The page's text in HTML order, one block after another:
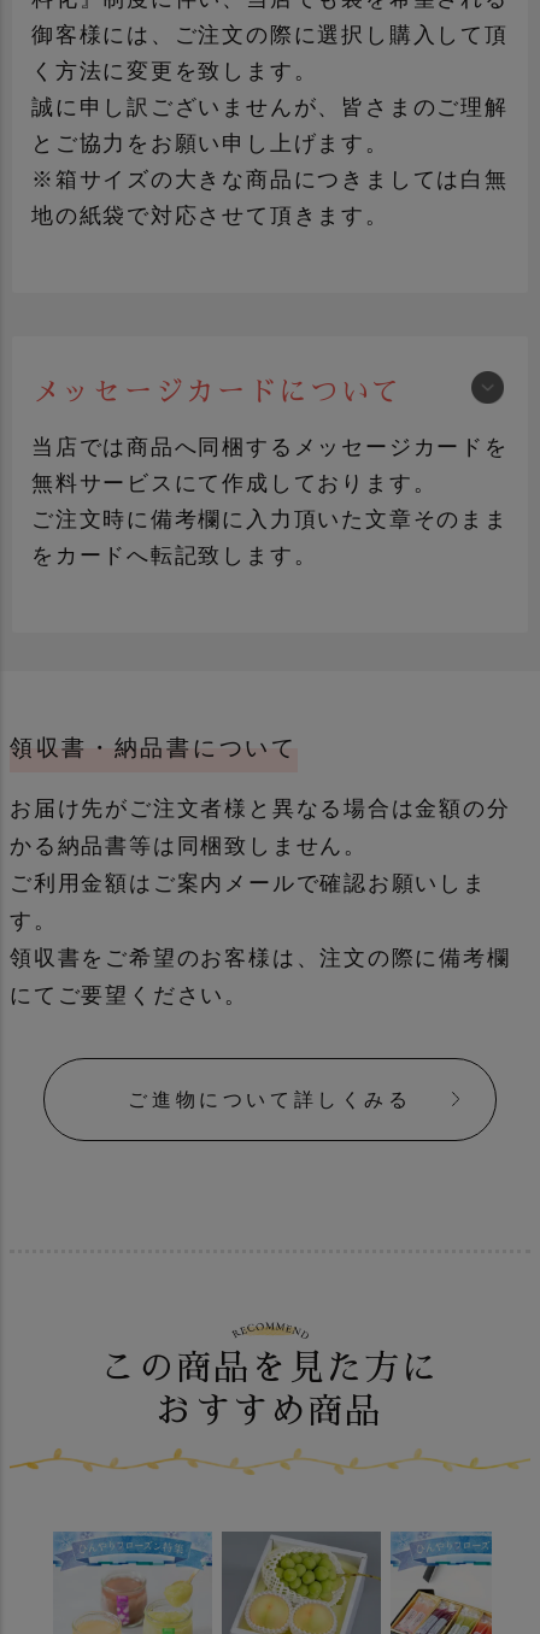
のしについて詳しく見る
御客様には、ご注文の際に選択し購入して頂
く方法に変更を致します。
誠に申し訳ございませんが、皆さまのご理解
とご協力をお願い申し上げます。
※箱サイズの大きな商品につきましては白無
地の紙袋で対応させて頂きます。
メッセージカードについて
当店では商品へ同梱するメッセージカードを
無料サービスにて作成しております。
ご注文時に備考欄に入力頂いた文章そのまま
をカードへ転記致します。
母の日・父の日カード 季節もの
領収書・納品書について
お届け先がご注文者様と異なる場合は金額の分
かる納品書等は同梱致しません。
ご利用金額はご案内メールで確認お願いしま
す。
領収書をご希望のお客様は、注文の際に備考欄
にてご要望ください。
ご進物について詳しくみる
この商品を見た方に
おすすめ商品